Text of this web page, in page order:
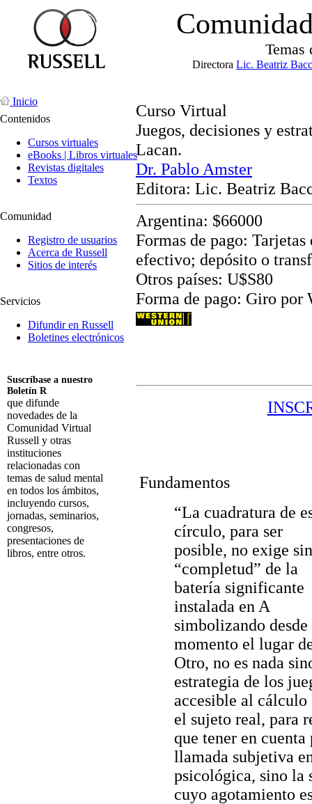
Temas
Directora Lic. Beatriz
Inicio
Contenidos
Cursos virtuales
eBooks | Libros virtuales
Revistas digitales
Textos
Comunidad
Registro de usuarios
Acerca de Russell
Sitios de interés
Servicios
Difundir en Russell
Boletines electrónicos
Suscríbase a nuestro
Boletín R
que difunde
novedades de la
Comunidad Virtual
Russell y otras
instituciones
relacionadas con
temas de salud mental
en todos los ámbitos,
incluyendo cursos,
jornadas, seminarios,
congresos,
presentaciones de
libros, entre otros.
Curso Virtual
Juegos, decisiones y
Lacan.
Dr. Pablo Amster
Editora: Lic. Beatriz
Argentina: $66000
Formas de pago:
efectivo; depósito o
Otros países: U$S80
Forma de pago: Giro por
Fundamentos
“La cuadratura de
círculo, para ser
posible, no exige
“completud” de la
batería significante
instalada en A
simbolizando desde
momento el lugar
Otro, no es nada
estrategia de los
accesible al cálculo
el sujeto real, para
que tener en
llamada subjetiva
psicológica, sino la
cuyo agotamiento